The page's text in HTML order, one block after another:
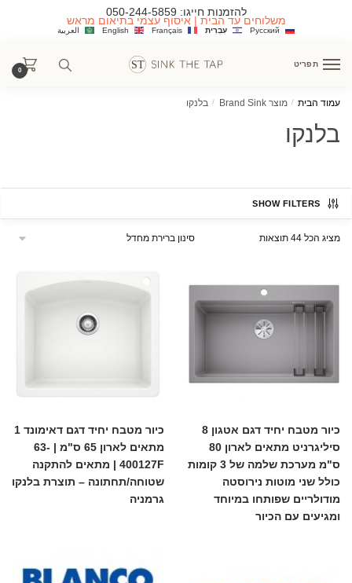
להזמנות חייגו: 050-244-5859
משלוחים עד הבית | איסוף עצמי בתיאום מראש
العربية English Français עִבְרִית Русский
תפריט
0
עמוד הבית / מוצר Brand Sink / בלנקו
בלנקו
SHOW FILTERS
מציג הכל 44 תוצאות
כיור מטבח יחיד דגם אטגון 8
סיליגרניט מתאים לארון 80
ס"מ מערכת שלמה של 3 קומות
כולל שני מוטות נירוסטה
מודולריים שפותחו במיוחד
ומגיעים עם הכיור
כיור מטבח יחיד דגם דאימונד 1
מתאים לארון 65 ס"מ | 63-
400127F | מתאים להתקנה
שטוחה/תחתונה – תוצרת בלנקו
גרמניה